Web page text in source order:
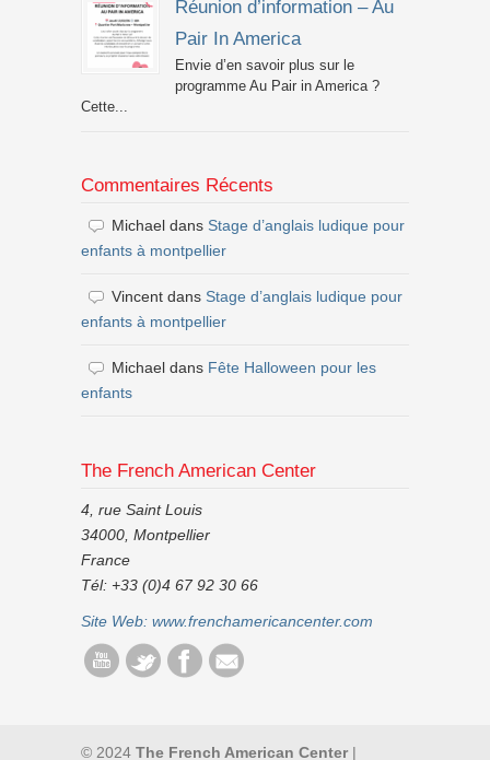
Réunion d’information – Au
Pair In America
Envie d’en savoir plus sur le
programme Au Pair in America ?
Cette...
Commentaires Récents
Michael dans Stage d’anglais ludique pour
enfants à montpellier
Vincent dans Stage d’anglais ludique pour
enfants à montpellier
Michael dans Fête Halloween pour les
enfants
The French American Center
4, rue Saint Louis
34000, Montpellier
France
Tél: +33 (0)4 67 92 30 66
Site Web: www.frenchamericancenter.com
© 2024 The French American Center|